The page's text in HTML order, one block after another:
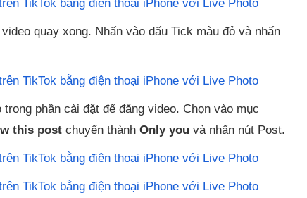
quay xong. Nhấn vào dấu Tick màu đỏ và nhấn
trong phần cài đặt để đăng video. Chọn vào mục
this post chuyển thành Only you và nhấn nút Post.